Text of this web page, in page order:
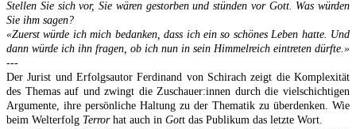
Stellen Sie sich vor, Sie wären gestorben und stünden vor Gott. Was würden
Sie ihm sagen?
«Zuerst würde ich mich bedanken, dass ich ein so schönes Leben hatte. Und
dann würde ich ihn fragen, ob ich nun in sein Himmelreich eintreten dürfte.»
---
Der Jurist und Erfolgsautor Ferdinand von Schirach zeigt die Komplexität
des Themas auf und zwingt die Zuschauer:innen durch die vielschichtigen
Argumente, ihre persönliche Haltung zu der Thematik zu überdenken. Wie
beim Welterfolg Terrorhat auch in Gott das Publikum das letzte Wort.